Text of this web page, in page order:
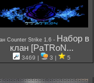
Counter Strike 1.6 - Набор в
клан [PaTRoN...
3469 | 3 | 5